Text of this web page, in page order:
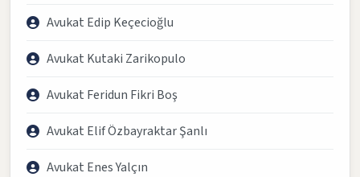
Avukat Edip Keçecioğlu
Avukat Kutaki Zarikopulo
Avukat Feridun Fikri Boş
Avukat Elif Özbayraktar Şanlı
Avukat Enes Yalçın